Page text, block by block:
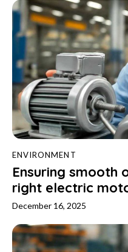
ENVIRONMENT
Ensuring smooth
right electric
December 16, 2025